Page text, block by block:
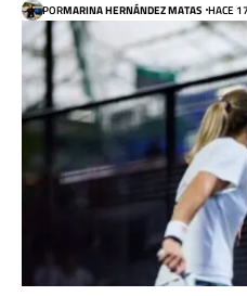
PORMARINA HERNÁNDEZ MATAS HACE